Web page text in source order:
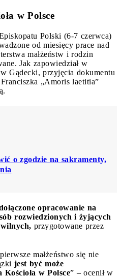
w Polsce
Polski (6-7 czerwca)
od miesięcy prace nad
małżeństw i rodzin
Jak zapowiedział w
Gądecki, przyjęcia dokumentu
„Amoris laetitia”
o zgodzie na sakramenty,
opracowanie na
rozwiedzionych i żyjących
przygotowane przez
małżeństwo się nie
jest być może
w Polsce” – ocenił w